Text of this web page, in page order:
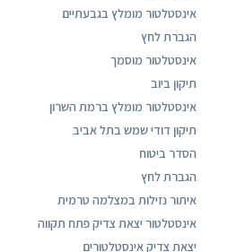
אינסטלטור מומלץ בגבעתיים
הגברת לחץ
אינסטלטור מוסמך
תיקון ביוב
אינסטלטור מומלץ ברמת השרון
תיקון דודי שמש בתל אביב
הסדר ביטוח
הגברת לחץ
איתור נזילות במצלמה טרמית
אינסטלטור יצאת צדיק פתח תקווה
יצאת צדיק אינסטלטורים